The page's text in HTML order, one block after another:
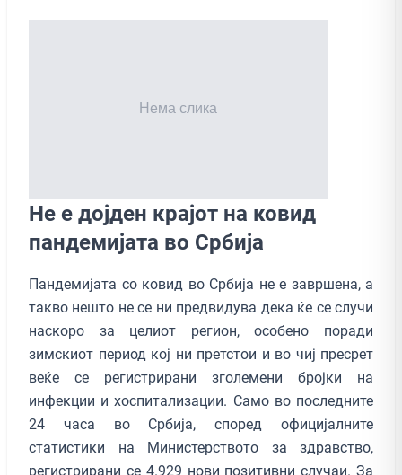
Не е дојден крајот на ковид
пандемијата во Србија
Пандемијата со ковид во Србија не е завршена, а
такво нешто не се ни предвидува дека ќе се случи
наскоро за целиот регион, особено поради
зимскиот период кој ни претстои и во чиј пресрет
веќе се регистрирани зголемени бројки на
инфекции и хоспитализации. Само во последните
24 часа во Србија, според официјалните
статистики на Министерството за здравство,
регистрирани се 4.929 нови позитивни случаи. За